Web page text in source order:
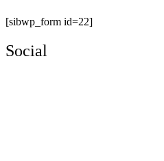
[sibwp_form id=22]
Social